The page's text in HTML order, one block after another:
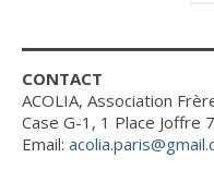
CONTACT
ACOLIA, Association
Case G-1, 1 Place Joffre
Email: